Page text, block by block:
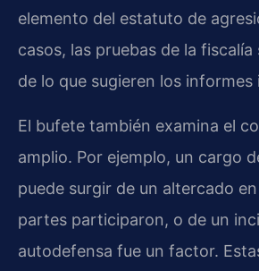
elemento del estatuto de
casos, las pruebas de la
de lo que sugieren los informes
El bufete también examina el
amplio. Por ejemplo, un cargo
puede surgir de un altercado
partes participaron, o de un
autodefensa fue un factor.